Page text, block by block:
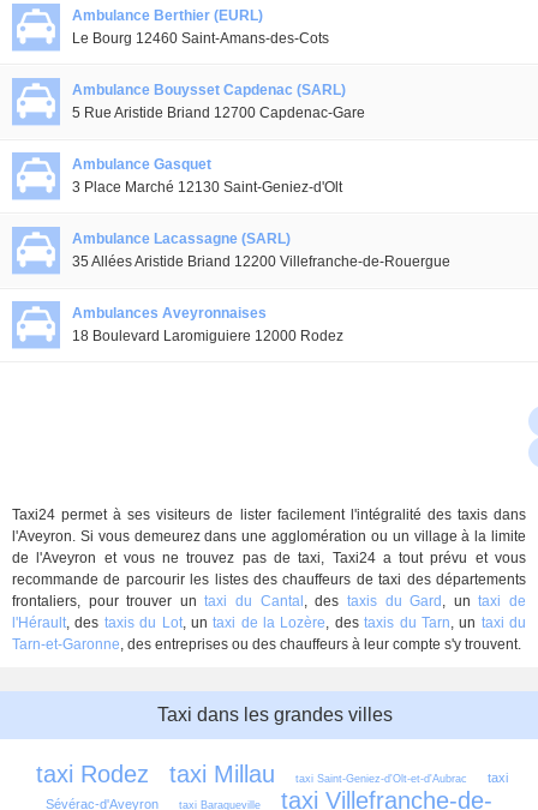
Ambulance Berthier (EURL)
Le Bourg 12460 Saint-Amans-des-Cots
Ambulance Bouysset Capdenac (SARL)
5 Rue Aristide Briand 12700 Capdenac-Gare
Ambulance Gasquet
3 Place Marché 12130 Saint-Geniez-d'Olt
Ambulance Lacassagne (SARL)
35 Allées Aristide Briand 12200 Villefranche-de-Rouergue
Ambulances Aveyronnaises
18 Boulevard Laromiguiere 12000 Rodez
Taxi24 permet à ses visiteurs de lister facilement l'intégralité des taxis dans
l'Aveyron. Si vous demeurez dans une agglomération ou un village à la limite
de l'Aveyron et vous ne trouvez pas de taxi, Taxi24 a tout prévu et vous
recommande de parcourir les listes des chauffeurs de taxi des départements
frontaliers, pour trouver untaxi du Cantal , des taxis du Gard , untaxi de
l'Hérault, des taxis du Lot, untaxi de la Lozère, destaxis du Tarn, un taxi du
Tarn-et-Garonne, des entreprises ou des chauffeurs à leur compte s'y trouvent.
Taxi dans les grandes villes
taxi Rodez taxi Millau taxi Saint-Geniez-d'Olt-et-d'Aubrac
taxi
Sévérac-d'Aveyron
taxi Baraqueville taxi Villefranche-de-